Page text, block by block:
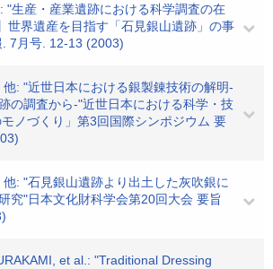
"生産・産業遺跡における科学調査の在
世界遺産を目指す「石見銀山遺跡」の事
7月号. 12-13 (2003)
: "近世日本における銀製錬技術の解明-
の調査から-"近世日本における科学・技
ノづくり」第3回国際シンポジウム 要
: "石見銀山遺跡より出土した灰吹銀に
究"日本文化財科学会第20回大会 要旨
et al.: "Traditional Dressing